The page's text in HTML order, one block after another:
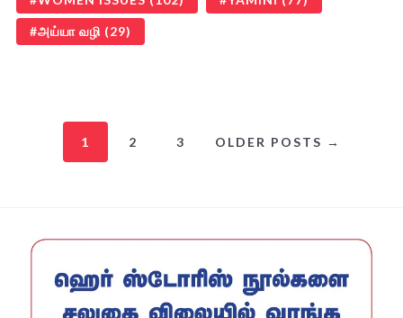
அய்யா வழி (29)
1 2 3 OLDER POSTS →